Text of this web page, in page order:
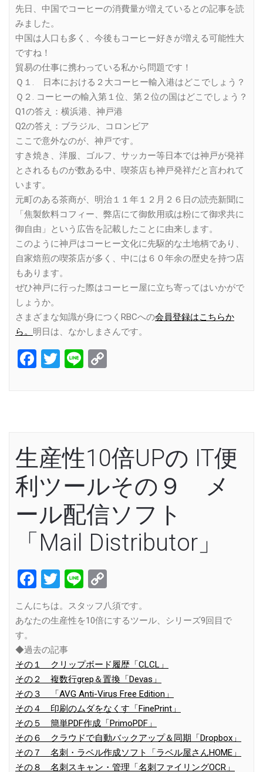
先日、中国でコーヒーの消費量が増えているとの記事を読
みました。
中国は人口も多く、今後もコーヒー好きが増える可能性大
ですね！
貿易の仕事に携わっている私から問題です！
Ｑ１. 日本における２大コーヒー輸入港はどこでしょう？
Ｑ２. コーヒーの輸入第１位、第２位の国はどこでしょう？
Q1の答え：横浜港、神戸港
Q2の答え：ブラジル、コロンビア
ここで意外なのが、神戸です。
すき焼き、洋服、ゴルフ、サッカー等日本では神戸が発祥
とされるものが数ある中、喫茶店も神戸発祥だと言われて
います。
元町のある茶商が、明治１１年１２月２６日の読売新聞に
「焦製飲料コフィー、弊店にて御飲用或は粉にて御求共に
御自由」という広告を記載したことに由来します。
このように神戸はコーヒー文化に先駆的な土地柄であり、
自家焙煎の喫茶店が多く、中には６０年余の歴史を持つ店
もあります。
ぜひ神戸に行った際はコーヒー屋に立ち寄ってはいかがで
しょうか。
さまざまな知識が身につくRBCへの会員登録はこちらか
ら。 明日は、なかしまさんです。
Facebook
Twitter
Line
生産性10倍UPの IT便
利ツールその９ メ
ール配信ソフト
「Mail Distributor」
Facebook
Twitter
Line
Link
こんにちは。スタッフ八須です。
あなたの生産性を10倍にするツール、シリーズ9回目で
す。
◆過去の記事
その１ クリップボード履歴「CLCL」
その２ 複数行grep＆置換「Devas」
その３ 「AVG Anti-Virus Free Edition」
その４ 印刷のムダをなくす「FinePrint」
その５ 簡単PDF作成「PrimoPDF」
その６ クラウドで自動バックアップ＆同期「Dropbox」
その７ 名刺・ラベル作成ソフト「ラベル屋さんHOME」
その８ 名刺スキャン・管理「名刺ファイリングOCR」